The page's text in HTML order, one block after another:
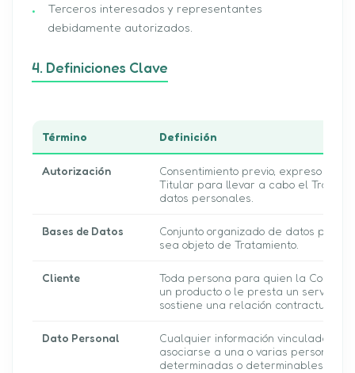
Terceros interesados y representantes
debidamente autorizados.
4. Definiciones Clave
Término Definición
Autorización
Consentimiento previo, expreso e
Titular para llevar a cabo el
datos personales.
Bases de Datos
Conjunto organizado de datos
sea objeto de Tratamiento.
Cliente
Toda persona para quien la
un producto o le presta un servicio o
sostiene una relación contractual/
Dato Personal
Cualquier información vinculada o
asociarse a una o varias personas
determinadas o determinables.